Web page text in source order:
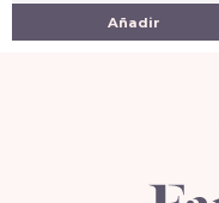
Añadir